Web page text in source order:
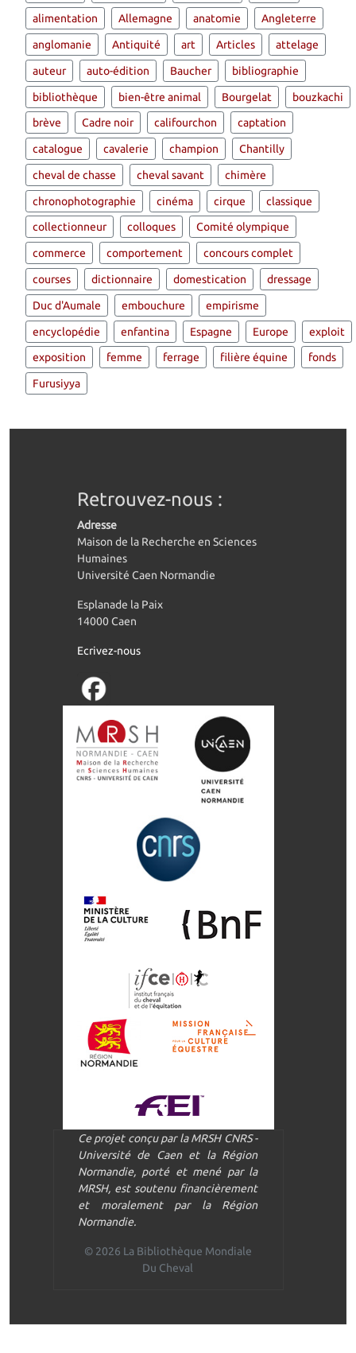
alimentation Allemagne anatomie Angleterre
anglomanie Antiquité art Articles attelage
auteur auto-édition Baucher bibliographie
bibliothèque bien-être animal Bourgelat bouzkachi
brève Cadre noir califourchon captation
catalogue cavalerie champion Chantilly
cheval de chasse cheval savant chimère
chronophotographie cinéma cirque classique
collectionneur colloques Comité olympique
commerce comportement concours complet
courses dictionnaire domestication dressage
Duc d'Aumale embouchure empirisme
encyclopédie enfantina Espagne Europe exploit
exposition femme ferrage filière équine fonds
Furusiyya
Retrouvez-nous :
Adresse
Maison de la Recherche en Sciences
Humaines
Université Caen Normandie
Esplanade la Paix
14000 Caen
Ecrivez-nous
Ce projet conçu par la MRSH CNRS -
Université de Caen et la Région
Normandie, porté et mené par la
MRSH, est soutenu financièrement
et moralement par la Région
Normandie.
© 2026 La Bibliothèque Mondiale
Du Cheval